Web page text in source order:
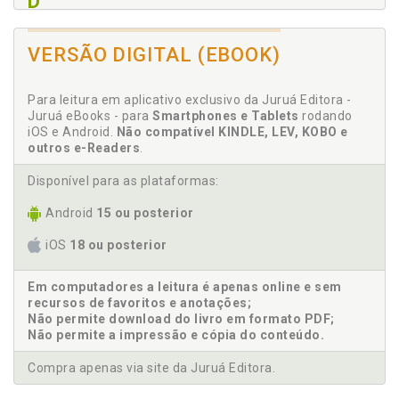
Direito fundamental. Concretização do direito
fundamental à igualdade da população negra, p. 73
Dworkin. Princípio da igualdade no pensamento
liberal: Rawls e Dworkin, p. 11
E
racismo, p. 73
Ensino superior. Ações afirmativas no ensino
Estatuto da Igualdade Racial, p. 97
H
Habermas. Igualdade no pensamento republicano, p.
VERSÃO DIGITAL (EBOOK)
Para leitura em aplicativo exclusivo da Juruá Editora -
Juruá eBooks - para Smartphones e Tablets rodando
iOS e Android. Não compatível KINDLE, LEV, KOBO e
outros e-Readers.
Disponível para as plataformas:
Android 15 ou posterior
iOS 18 ou posterior
Em computadores a leitura é apenas online e sem
recursos de favoritos e anotações;
Não permite download do livro em formato PDF;
Não permite a impressão e cópia do conteúdo.
Compra apenas via site da Juruá Editora.